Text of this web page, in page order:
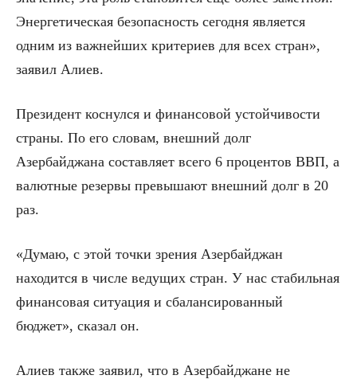
Энергетическая безопасность сегодня является
одним из важнейших критериев для всех стран»,
заявил Алиев.
Президент коснулся и финансовой устойчивости
страны. По его словам, внешний долг
Азербайджана составляет всего 6 процентов ВВП, а
валютные резервы превышают внешний долг в 20
раз.
«Думаю, с этой точки зрения Азербайджан
находится в числе ведущих стран. У нас стабильная
финансовая ситуация и сбалансированный
бюджет», сказал он.
Алиев также заявил, что в Азербайджане не